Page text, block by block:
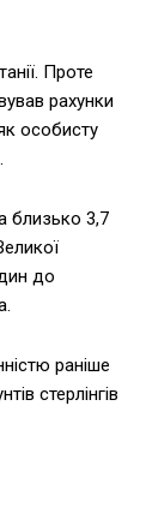
Проте
рахунки
особисту
близько 3,7
до
раніше
стерлінгів